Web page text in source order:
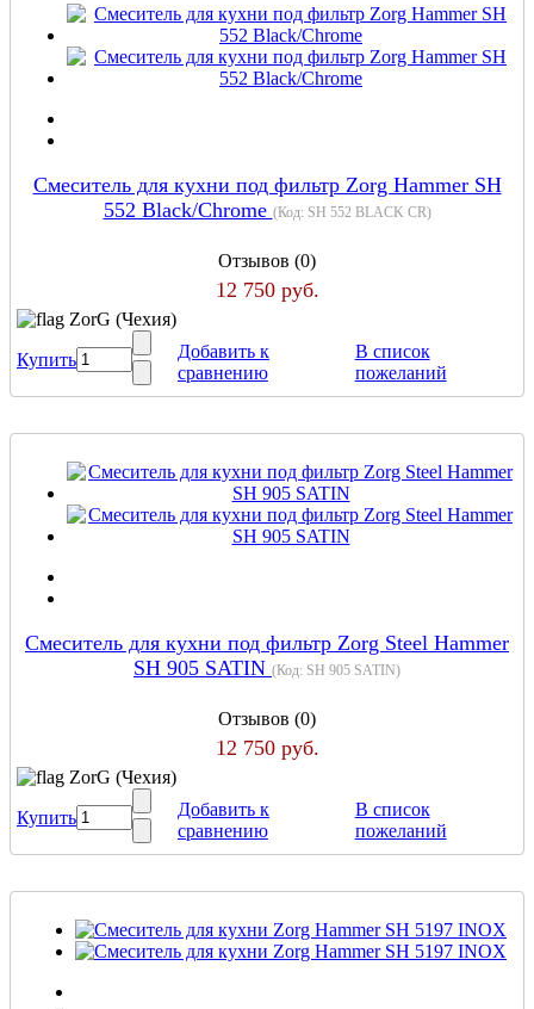
Смеситель для кухни под фильтр Zorg Hammer SH
552 Black/Chrome (Код: SH 552 BLACK CR)
Отзывов (0)
12 750 руб.
ZorG (Чехия)
Купить
Добавить к
сравнению
В список
пожеланий
Cмеситель для кухни под фильтр Zorg Steel Hammer
SH 905 SATIN (Код: SH 905 SATIN)
Отзывов (0)
12 750 руб.
ZorG (Чехия)
Купить
Добавить к
сравнению
В список
пожеланий